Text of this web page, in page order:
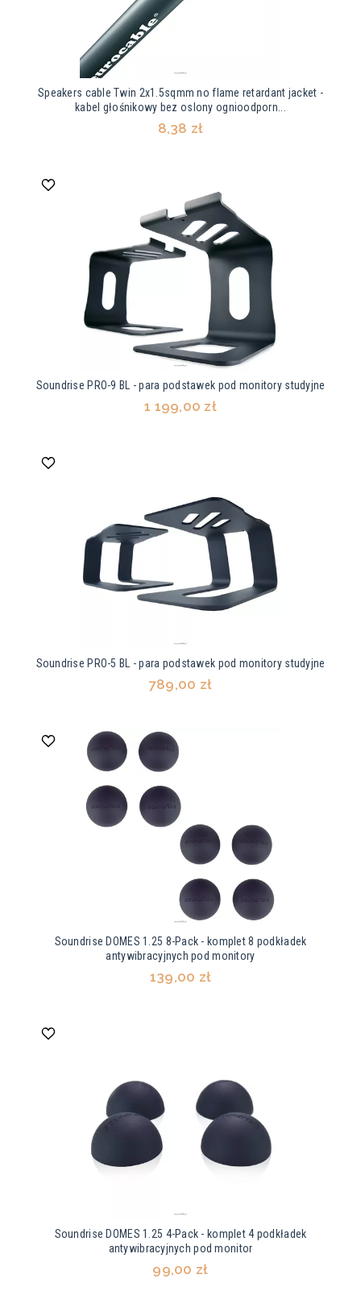
Speakers cable Twin 2x1.5sqmm no flame retardant jacket -
kabel głośnikowy bez oslony ognioodporn...
8,38 zł
Soundrise PRO-9 BL - para podstawek pod monitory studyjne
1 199,00 zł
Soundrise PRO-5 BL - para podstawek pod monitory studyjne
789,00 zł
Soundrise DOMES 1.25 8-Pack - komplet 8 podkładek
antywibracyjnych pod monitory
139,00 zł
Soundrise DOMES 1.25 4-Pack - komplet 4 podkładek
antywibracyjnych pod monitor
99,00 zł